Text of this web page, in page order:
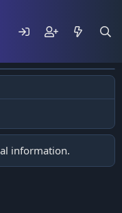
information.